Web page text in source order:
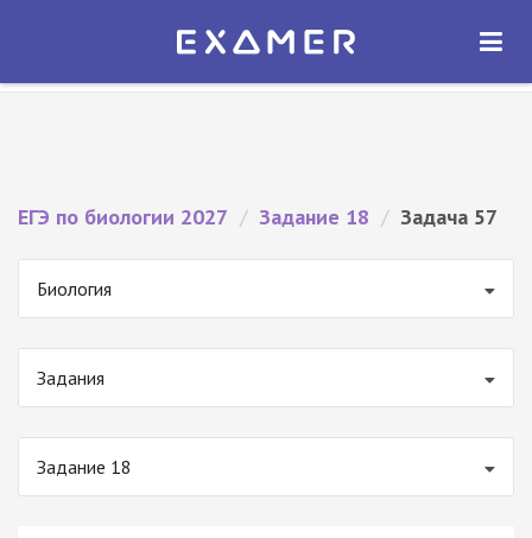
Экзамер — ЕГЭ 2027
ОТКРЫТЬ
ЕГЭ по биологии 2027 / Задание 18 / Задача 57
Биология
Задания
Задание 18